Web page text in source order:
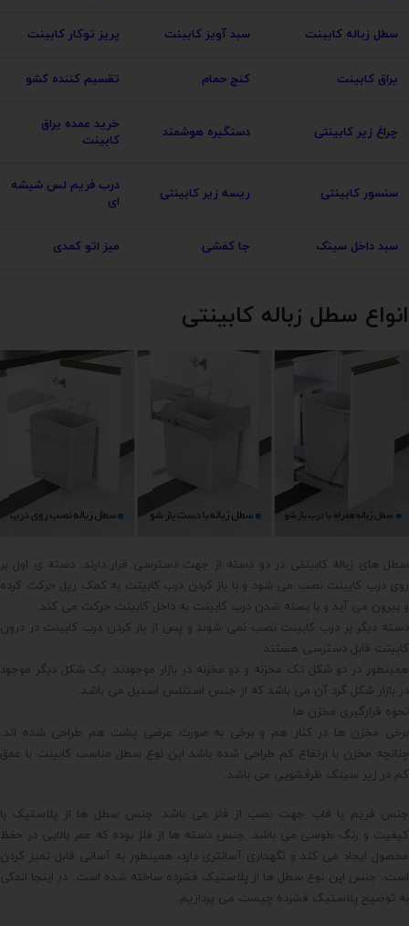
سطل زباله کابینت سبد آویز کابینت پریز توکار کابینت
یراق کابینت کنج حمام تقسیم کننده کشو
چراغ زیر کابینتی دستگیره هوشمند
خرید عمده یراق
کابینت
سنسور کابینتی ریسه زیر کابینتی
درب فریم لس شیشه
ای
سبد داخل سینک جا کفشی میز اتو کمدی
انواع سطل زباله کابینتی
سطل های زباله کابینتی در دو دسته از جهت دسترسی قرار دارند. دسته ی اول بر
روی درب کابینت نصب می شود و با باز کردن درب کابینت به کمک ریل حرکت کرده
و بیرون می آید و با بسته شدن درب کابینت به داخل کابینت حرکت می کند.
دسته دیگر بر درب کابینت نصب نمی شوند و پس از باز کردن درب کابینت در درون
کابینت قابل دسترسی هستند.
همینطور در دو شکل تک مخزنه و دو مخزنه در بازار موجودند. یک شکل دیگر موجود
در بازار شکل گرد آن می باشد که از جنس استنلس استیل می باشد.
نحوه قرارگیری مخزن ها
برخی مخزن ها در کنار هم و برخی به صورت عرضی پشت هم طراحی شده اند.
چنانچه مخزن با ارتفاع کم طراحی شده باشد این نوع سطل مناسب کابینت با عمق
کم در زیر سینک ظرفشویی می باشد.
جنس فریم یا قاب جهت نصب از فلز می باشد. جنس سطل ها از پلاستیک با
کیفیت و رنگ طوسی می باشد. جنس دسته ها از فلز بوده که عمر بالایی در حفظ
محصول ایجاد می کند و نگهداری آسانتری دارد، همینطور به آسانی قابل تمیز کردن
است. جنس این نوع سطل ها از پلاستیک فشرده ساخته شده است. در اینجا اندکی
به توضیح پلاستیک فشرده چیست می پردازیم.